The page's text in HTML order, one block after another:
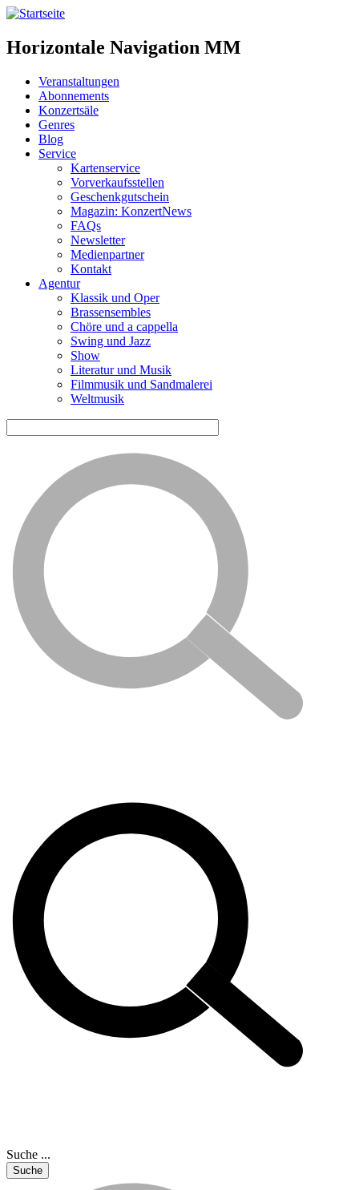
Horizontale Navigation MM
Veranstaltungen
Abonnements
Konzertsäle
Genres
Blog
Service
Kartenservice
Vorverkaufsstellen
Geschenkgutschein
Magazin: KonzertNews
FAQs
Newsletter
Medienpartner
Kontakt
Agentur
Klassik und Oper
Brassensembles
Chöre und a cappella
Swing und Jazz
Show
Literatur und Musik
Filmmusik und Sandmalerei
Weltmusik
Suche ...